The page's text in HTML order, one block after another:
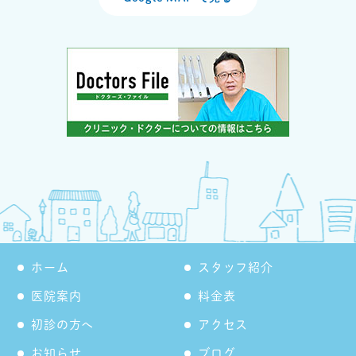
ホーム スタッフ紹介
医院案内 料金表
初診の方へ アクセス
お知らせ ブログ